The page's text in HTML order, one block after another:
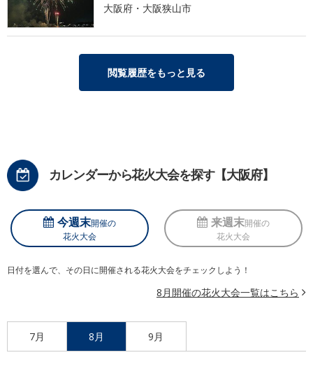
大阪府・大阪狭山市
閲覧履歴をもっと見る
カレンダーから花火大会を探す【大阪府】
今週末開催の
花火大会
来週末開催の
花火大会
日付を選んで、その日に開催される花火大会をチェックしよう！
8月開催の花火大会一覧はこちら
7月 8月 9月